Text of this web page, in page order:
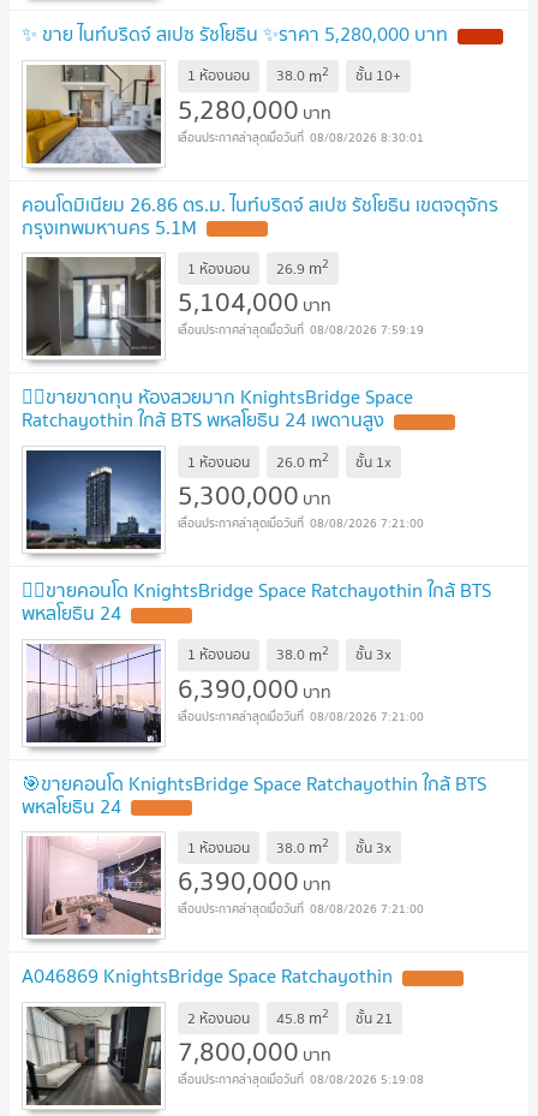
✨ ขาย ไนท์บริดจ์ สเปซ รัชโยธิน ✨ราคา 5,280,000 บาท
1 ห้องนอน 38.0 m2 ชั้น 10+
5,280,000 บาท
08/08/2026 8:30:01
คอนโดมิเนียม 26.86 ตร.ม. ไนท์บริดจ์ สเปซ รัชโยธิน เขตจตุจักร
กรุงเทพมหานคร 5.1M
1 ห้องนอน 26.9 m2
5,104,000 บาท
08/08/2026 7:59:19
❤️‍🔥ขายขาดทุน ห้องสวยมาก KnightsBridge Space
Ratchayothin ใกล้ BTS พหลโยธิน 24 เพดานสูง
1 ห้องนอน 26.0 m2 ชั้น 1x
5,300,000 บาท
08/08/2026 7:21:00
❤️‍🔥ขายคอนโด KnightsBridge Space Ratchayothin ใกล้ BTS
พหลโยธิน 24
1 ห้องนอน 38.0 m2 ชั้น 3x
6,390,000 บาท
08/08/2026 7:21:00
🎯ขายคอนโด KnightsBridge Space Ratchayothin ใกล้ BTS
พหลโยธิน 24
1 ห้องนอน 38.0 m2 ชั้น 3x
6,390,000 บาท
08/08/2026 7:21:00
A046869 KnightsBridge Space Ratchayothin
2 ห้องนอน 45.8 m2 ชั้น21
7,800,000 บาท
08/08/2026 5:19:08